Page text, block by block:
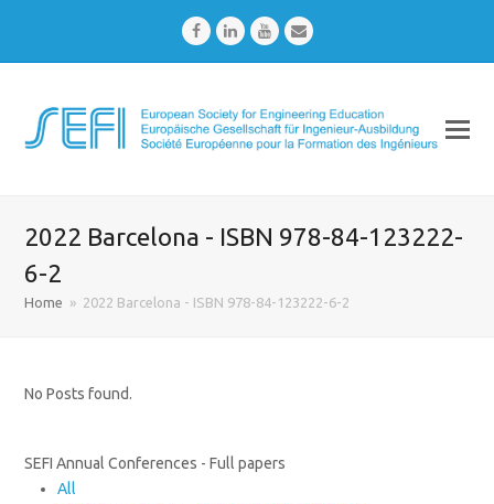
FacebookLinkedInYoutubeEmail
2022 Barcelona - ISBN 978-84-123222-
6-2
Home » 2022 Barcelona - ISBN 978-84-123222-6-2
No Posts found.
SEFI Annual Conferences - Full papers
All